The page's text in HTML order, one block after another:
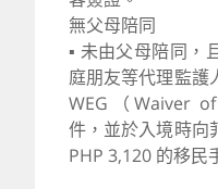
無父母陪同
▪ 未由父母陪同，
庭朋友等代理監護
WEG（Waiver
件，並於入境時向
PHP 3,120 的移民